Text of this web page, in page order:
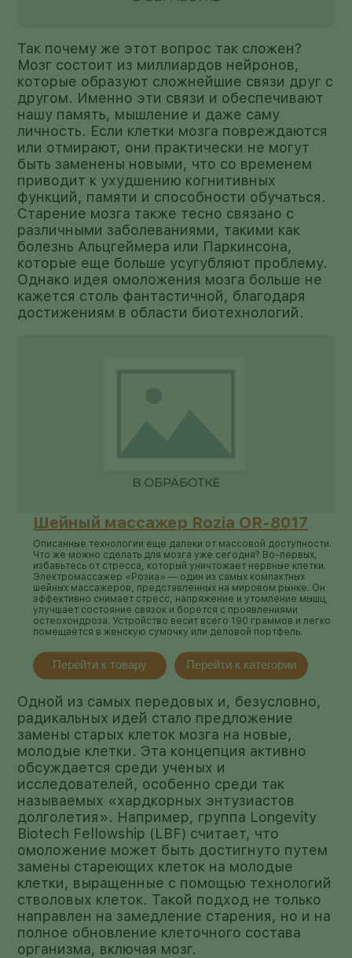
Так почему же этот вопрос так сложен?
Мозг состоит из миллиардов нейронов,
которые образуют сложнейшие связи друг с
другом. Именно эти связи и обеспечивают
нашу память, мышление и даже саму
личность. Если клетки мозга повреждаются
или отмирают, они практически не могут
быть заменены новыми, что со временем
приводит к ухудшению когнитивных
функций, памяти и способности обучаться.
Старение мозга также тесно связано с
различными заболеваниями, такими как
болезнь Альцгеймера или Паркинсона,
которые еще больше усугубляют проблему.
Однако идея омоложения мозга больше не
кажется столь фантастичной, благодаря
достижениям в области биотехнологий.
Шейный массажер Rozia OR-8017
Описанные технологии еще далеки от массовой доступности.
Что же можно сделать для мозга уже сегодня? Во-первых,
избавьтесь от стресса, который уничтожает нервные клетки.
Электромассажер «Розиа» — один из самых компактных
шейных массажеров, представленных на мировом рынке. Он
эффективно снимает стресс, напряжение и утомление мышц,
улучшает состояние связок и борется с проявлениями
остеохондроза. Устройство весит всего 190 граммов и легко
помещается в женскую сумочку или деловой портфель.
Перейти к товару Перейти к категории
Одной из самых передовых и, безусловно,
радикальных идей стало предложение
замены старых клеток мозга на новые,
молодые клетки. Эта концепция активно
обсуждается среди ученых и
исследователей, особенно среди так
называемых «хардкорных энтузиастов
долголетия». Например, группа Longevity
Biotech Fellowship (LBF) считает, что
омоложение может быть достигнуто путем
замены стареющих клеток на молодые
клетки, выращенные с помощью технологий
стволовых клеток. Такой подход не только
направлен на замедление старения, но и на
полное обновление клеточного состава
организма, включая мозг.